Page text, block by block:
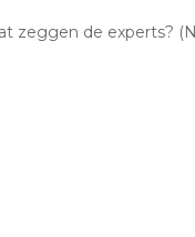
zeggen de experts?